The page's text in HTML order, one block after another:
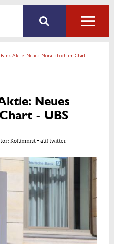
Aktie: Neues Monatshoch im Chart - UBS
Neues
- UBS
Kolumnist- auf twitter